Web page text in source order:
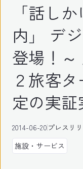
「話し
内」 デ
登場！
２旅客
定の実証
2014-06-20プレスリ
施設・サービス